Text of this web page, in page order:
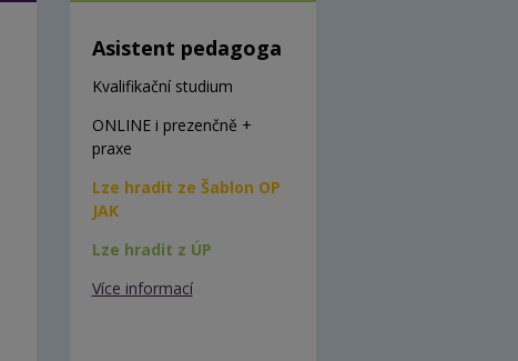
Asistent pedagoga
Kvalifikační studium
ONLINE i prezenčně +
praxe
Lze hradit ze Šablon OP
JAK
Lze hradit z ÚP
Více informací